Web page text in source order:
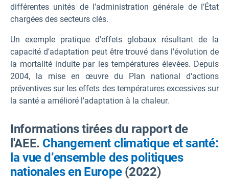
différentes unités de l’administration générale de l’État
chargées des secteurs clés.
Un exemple pratique d'effets globaux résultant de la
capacité d'adaptation peut être trouvé dans l'évolution de
la mortalité induite par les températures élevées. Depuis
2004, la mise en œuvre du Plan national d'actions
préventives sur les effets des températures excessives sur
la santé a amélioré l'adaptation à la chaleur.
Informations tirées du rapport de
l'AEE. Changement climatique et santé:
la vue d’ensemble des politiques
nationales en Europe(2022)